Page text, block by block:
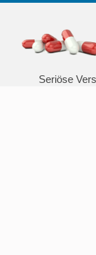
Seriöse